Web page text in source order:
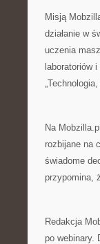
Misją
działanie w
uczenia
laboratoriów
Na
rozbijane na
świadome
przypomina,
Redakcja
po webinary.